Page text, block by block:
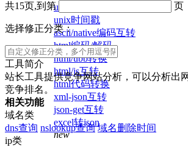
url编码/解码
unix时间戳
ascii/native编码互转
html编码/解码
html/ubb转换
html/js互转
html代码转换
xml-json互转
json-get互转
excel转json
new
共15页,到第 页
选择修正分类：
工具简介
站长工具提供竞争网站分析，可以分析出
竞争排名。
相关功能
域名类
dns查询 nslookup查询 域名删除时间
ip类